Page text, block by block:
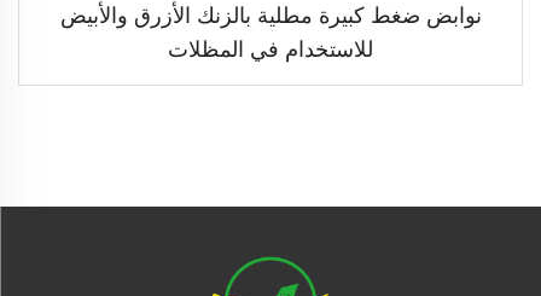
نوابض ضغط كبيرة مطلية بالزنك الأزرق والأبيض
للاستخدام في المظلات